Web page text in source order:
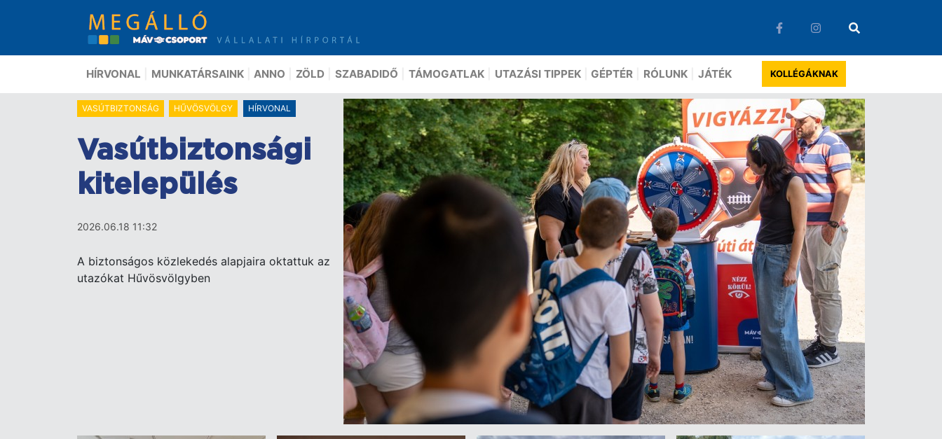
HÍRVONAL MUNKATÁRSAINK ANNO ZÖLD SZABADIDŐ TÁMOGATLAK UTAZÁSI TIPPEK GÉPTÉR RÓLUNK JÁTÉK KOLLÉGÁKNAK
VASÚTBIZTONSÁG HŰVÖSVÖLGY HÍRVONAL
Vasútbiztonsági
kitelepülés
2026.06.18 11:32
A biztonságos közlekedés alapjaira oktattuk az
utazókat Hűvösvölgyben